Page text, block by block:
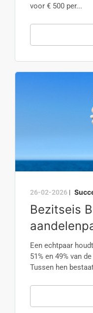
voor € 500 per...
26-02-2026 |
Bezitseis
Een echtpaar
51% en 49% van
Tussen hen